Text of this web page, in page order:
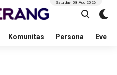
Komunitas Persona Event
Saturday, 08 Aug 2026